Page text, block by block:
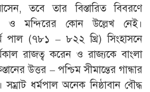
তবে তার বিস্তারিত বিবরণে
ও মন্দিরের কোন উল্লেখ নেই।
পাল (৭৮১ – ৮২২ খ্রি) সিংহাসনে
রাজত্ব করেন ও রাজ্যকে বাংলা
উত্তর – পশ্চিম সীমান্তের গান্ধার
সম্রাট ধর্মপাল অনেক নিষ্ঠাবান বৌদ্ধ